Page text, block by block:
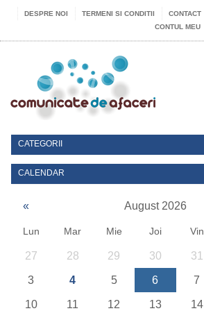
DESPRE NOI TERMENI SI CONDITII CONTACT
CONTUL MEU
CATEGORII
CALENDAR
« August 2026
Lun Mar Mie Joi Vin
27 28 29 30 31
3 4 5 6 7
10 11 12 13 14